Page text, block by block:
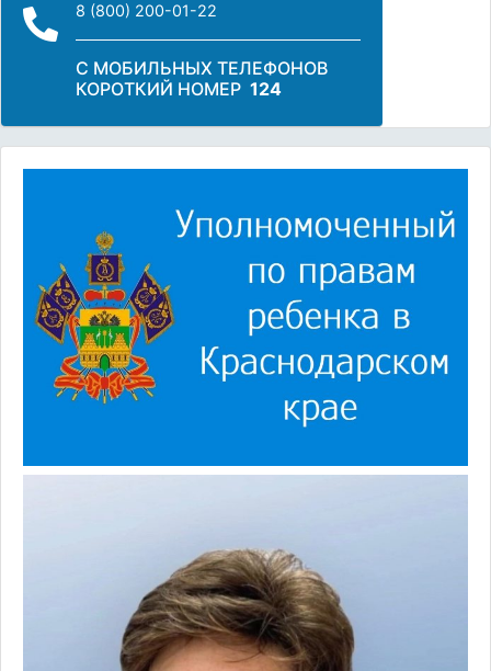
8 (800) 200-01-22
С МОБИЛЬНЫХ ТЕЛЕФОНОВ
КОРОТКИЙ НОМЕР 124